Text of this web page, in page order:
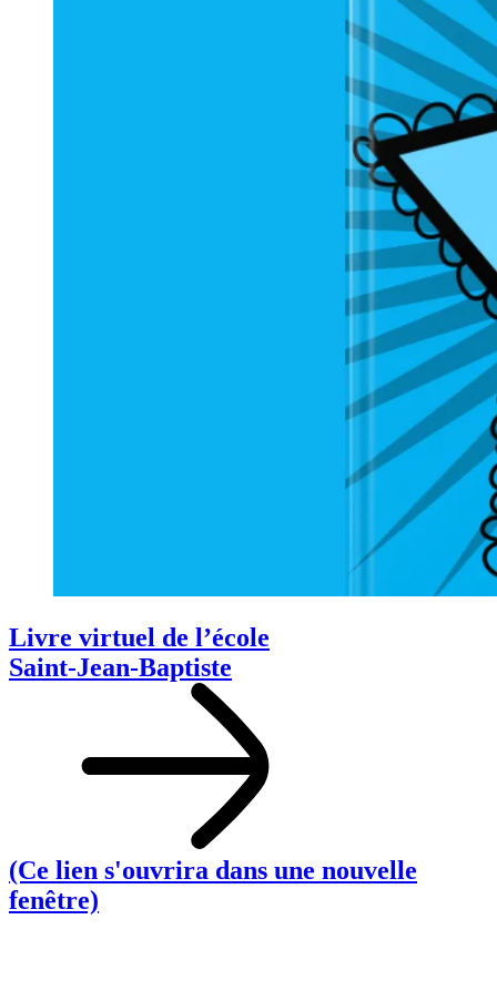
Livre virtuel de l’école
Saint‑Jean‑Baptiste
(Ce lien s'ouvrira dans une nouvelle
fenêtre)